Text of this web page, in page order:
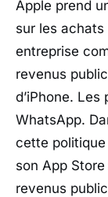
Apple prend
sur les achats
entreprise
revenus
d’iPhone.
WhatsApp.
cette politique
son App
revenus